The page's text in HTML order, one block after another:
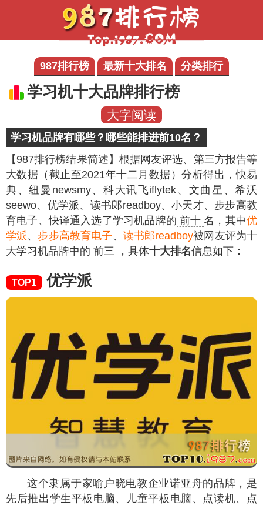
987排行榜 最新十大排名 分类排行
学习机十大品牌排行榜
大字阅读
学习机品牌有哪些？哪些能排进前10名？
【987排行榜结果简述】 根据网友评选、第三方报告等
大数据（截止至2021年十二月数据）分析得出，快易
典、纽曼newsmy、科大讯飞iflytek、文曲星、希沃
seewo、优学派、读书郎readboy、小天才、步步高教
育电子、快译通入选了学习机品牌的 前十 名，其中优
学派、 步步高教育电子 、 读书郎readboy被网友评为十
大学习机品牌中的 前三 ，具体十大排名信息如下：
TOP1 优学派
这个隶属于家喻户晓电教企业诺亚舟的品牌，是
先后推出学生平板电脑、儿童平板电脑、点读机、点